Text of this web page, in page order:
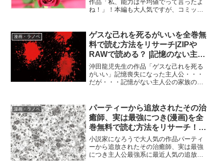
作品「私、能力は平均値でって言ったよ
ね！」！本編も大人気ですが、コミック
の記憶に目覚めてから、一層その想いを
強くしているものの・・・...
漫画・ラノベ
ゲスな己れを死るがいいを全巻無
料で読む方法をリサーチ|ZIPや
RAWで読める？ |記憶のない主人
公の本性は？
沖田龍児先生の作品「ゲスな己れを死る
がいい」記憶喪失になった主人公・・・
だが・・・記憶がない主人公の家族の様
い(漫画)を無料で全巻読める方法をリサー
チしたのでお伝えして...
漫画・ラノベ
パーティーから追放されたその治
癒師、実は最強につき(漫画)を全
巻無料で読む方法をリサーチ！
ZIPやRAWで読める?
小説家になろうで大人気の作品パーティ
ーから追放されたその治癒師、実は最強
につき主人公最強系に最近人気の追放系